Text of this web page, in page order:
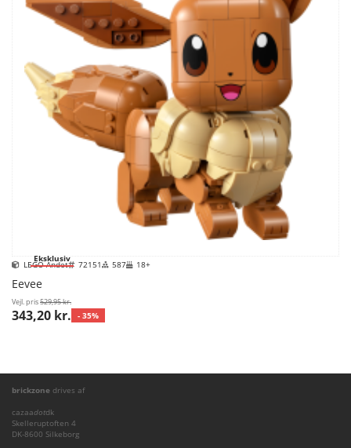
Eksklusiv
LEGO Andet 72151 587 18+
Eevee
Vejl. pris529,95 kr.
343,20 kr. - 35%
brickzone drives af
cazaadotdk
Skelleruptoften 4
DK-8600 Silkeborg